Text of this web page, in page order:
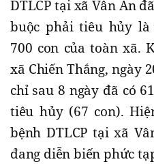
DTLCP tại xã Vân An
buộc phải tiêu hủy là
700 con của toàn xã.
xã Chiến Thắng, ngày
chỉ sau 8 ngày đã có
tiêu hủy (67 con).
bệnh DTLCP tại xã
đang diễn biến phức